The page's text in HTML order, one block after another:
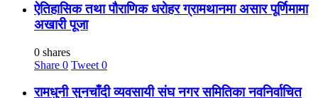
ऐतिहासिक तथा पौराणिक धरोहर ग्रामथानमा असार पूर्णिमामा
अखारी पूजा
0 shares
Share 0 Tweet 0
रामधुनी सुनचाँदी व्यवसायी संघ नगर समितिका नवनिर्वाचित